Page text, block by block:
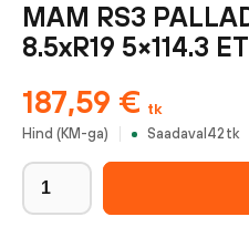
MAM RS3
8.5xR19 5×114.3
187,59 € tk
Hind (KM-ga) Saadaval 42 tk